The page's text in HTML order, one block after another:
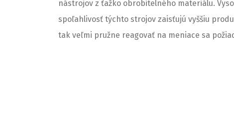
nástrojov z ťažko obrobitelného materiálu.
spoľahlivosť týchto strojov zaisťujú vyššiu
tak veľmi pružne reagovať na meniace sa